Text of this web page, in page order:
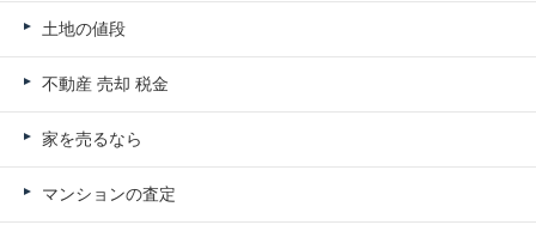
土地の値段
不動産 売却 税金
家を売るなら
マンションの査定